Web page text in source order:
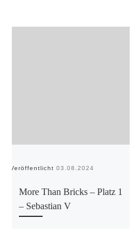
Veröffentlicht 03.08.2024
More Than Bricks – Platz 1
– Sebastian V